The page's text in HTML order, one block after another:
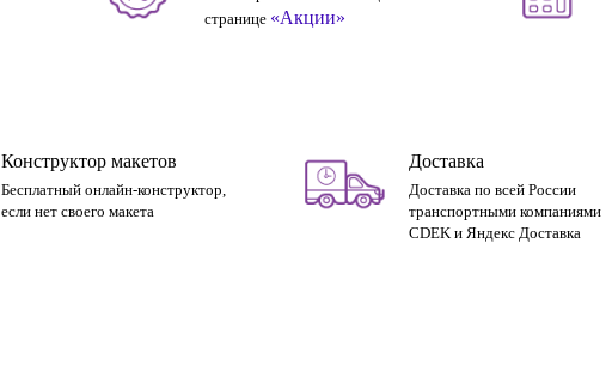
странице «Акции»
Конструктор макетов
Бесплатный онлайн-конструктор,
если нет своего макета
Доставка
Доставка по всей России
транспортными компаниями
CDEK и Яндекс Доставка